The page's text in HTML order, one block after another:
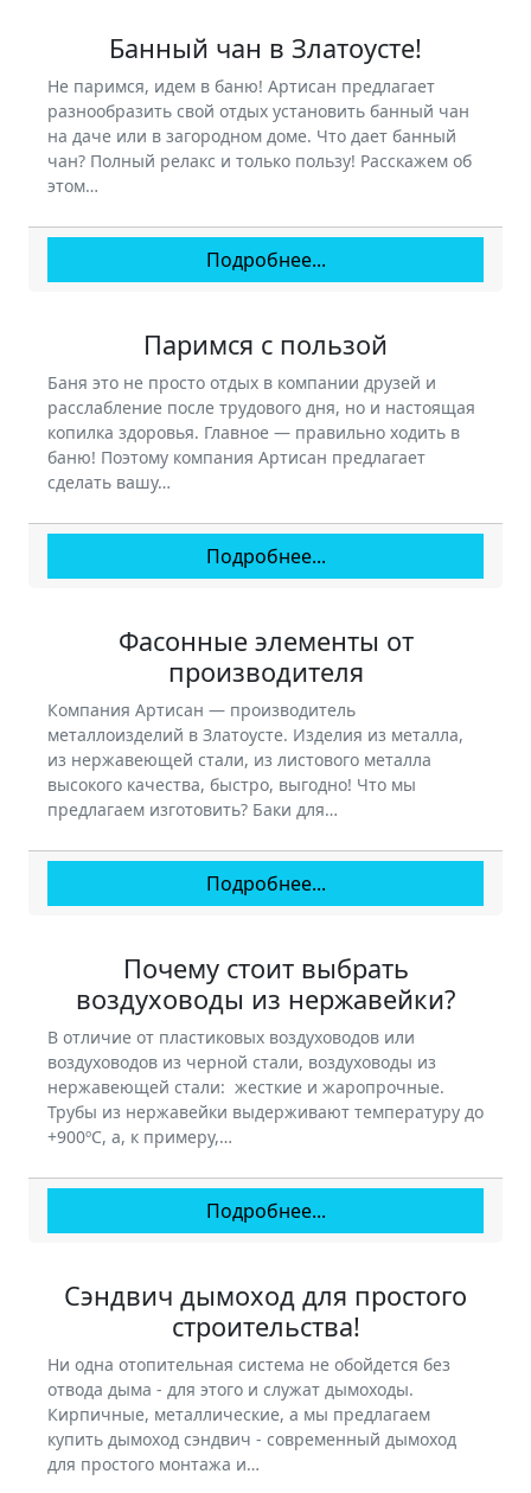
Банный чан в Златоусте!
Не паримся, идем в баню! Артисан предлагает
разнообразить свой отдых установить банный чан
на даче или в загородном доме. Что дает банный
чан? Полный релакс и только пользу! Расскажем об
этом…
Подробнее...
Паримся с пользой
Баня это не просто отдых в компании друзей и
расслабление после трудового дня, но и настоящая
копилка здоровья. Главное — правильно ходить в
баню! Поэтому компания Артисан предлагает
сделать вашу…
Подробнее...
Фасонные элементы от
производителя
Компания Артисан — производитель
металлоизделий в Златоусте. Изделия из металла,
из нержавеющей стали, из листового металла
высокого качества, быстро, выгодно! Что мы
предлагаем изготовить? Баки для…
Подробнее...
Почему стоит выбрать
воздуховоды из нержавейки?
В отличие от пластиковых воздуховодов или
воздуховодов из черной стали, воздуховоды из
нержавеющей стали: жесткие и жаропрочные.
Трубы из нержавейки выдерживают температуру до
+900ºС, а, к примеру,…
Подробнее...
Сэндвич дымоход для простого
строительства!
Ни одна отопительная система не обойдется без
отвода дыма - для этого и служат дымоходы.
Кирпичные, металлические, а мы предлагаем
купить дымоход сэндвич - современный дымоход
для простого монтажа и…